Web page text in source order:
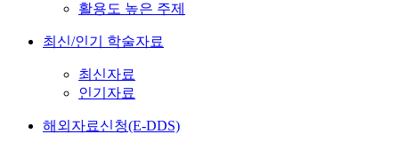
활용도 높은 주제
최신/인기 학술자료
최신자료
인기자료
해외자료신청(E-DDS)